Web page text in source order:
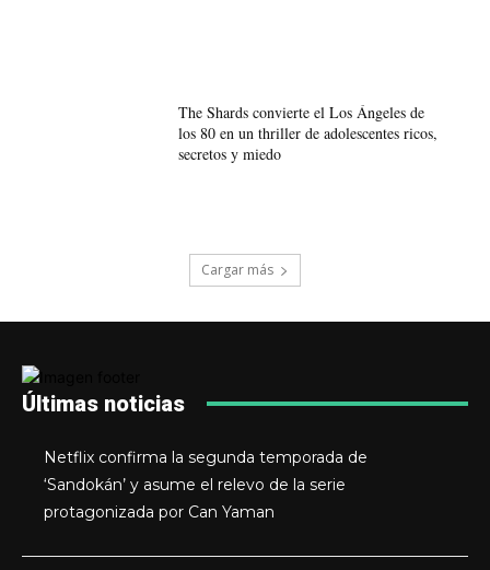
The Shards convierte el Los Ángeles de
los 80 en un thriller de adolescentes ricos,
secretos y miedo
Cargar más
Últimas noticias
Netflix confirma la segunda temporada de
‘Sandokán’ y asume el relevo de la serie
protagonizada por Can Yaman